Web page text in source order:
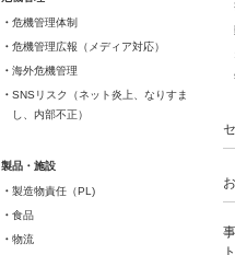
危機管理体制
危機管理広報（メディア対応）
海外危機管理
SNSリスク（ネット炎上、なりすま
し、内部不正）
製品・施設
製造物責任（PL)
食品
物流